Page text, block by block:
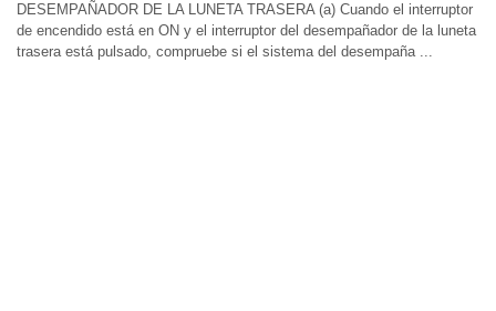
DESEMPAÑADOR DE LA LUNETA TRASERA (a) Cuando el interruptor
de encendido está en ON y el interruptor del desempañador de la luneta
trasera está pulsado, compruebe si el sistema del desempaña ...